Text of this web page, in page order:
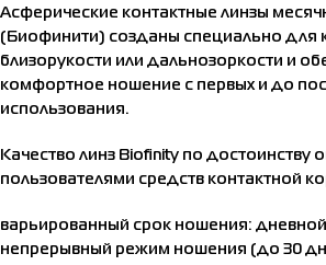
Асферические контактные линзы
(Биофинити) созданы специально для
близорукости или дальнозоркости и
комфортное ношение с первых и до
использования.
Качество линз Biofinity по достоинству
пользователями средств контактной
варьированный срок ношения:
непрерывный режим ношения (до 30